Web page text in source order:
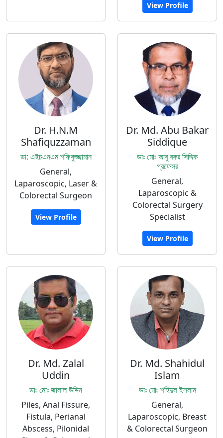
View Profile
Dr. H.N.M
Shafiquzzaman
ডা: এইচএনএম শফিকুজ্জামান
General,
Laparoscopic, Laser &
Colorectal Surgeon
View Profile
Dr. Md. Abu Bakar
Siddique
ডাঃ মোঃ আবু বকর সিদ্দিক
প্রফেসর
General,
Laparoscopic &
Colorectal Surgery
Specialist
View Profile
Dr. Md. Zalal
Uddin
ডাঃ মোঃ জালাল উদ্দিন
Piles, Anal Fissure,
Fistula, Perianal
Abscess, Pilonidal
Dr. Md. Shahidul
Islam
ডাঃ মোঃ শহিদুল ইসলাম
General,
Laparoscopic, Breast
& Colorectal Surgeon